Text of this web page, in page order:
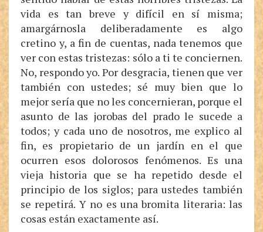
vida es tan breve y difícil en sí misma;
amargárnosla deliberadamente es algo
cretino y, a fin de cuentas, nada tenemos que
ver con estas tristezas: sólo a ti te conciernen.
No, respondo yo. Por desgracia, tienen que ver
también con ustedes; sé muy bien que lo
mejor sería que no les concernieran, porque el
asunto de las jorobas del prado le sucede a
todos; y cada uno de nosotros, me explico al
fin, es propietario de un jardín en el que
ocurren esos dolorosos fenómenos. Es una
vieja historia que se ha repetido desde el
principio de los siglos; para ustedes también
se repetirá. Y no es una bromita literaria: las
cosas están exactamente así.